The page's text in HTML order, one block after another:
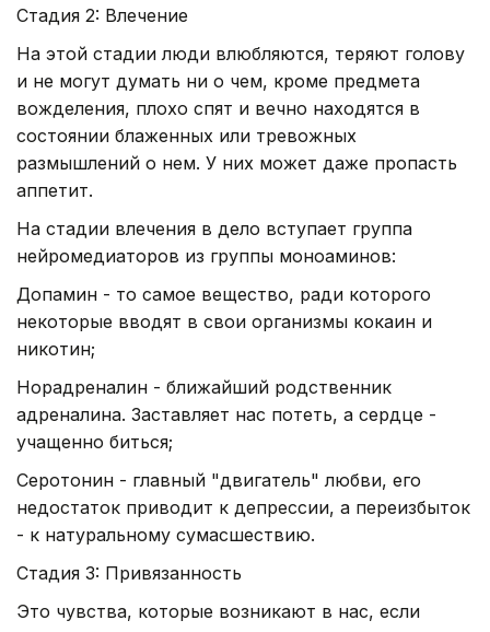
Стадия 2: Влечение
На этой стадии люди влюбляются, теряют голову
и не могут думать ни о чем, кроме предмета
вожделения, плохо спят и вечно находятся в
состоянии блаженных или тревожных
размышлений о нем. У них может даже пропасть
аппетит.
На стадии влечения в дело вступает группа
нейромедиаторов из группы моноаминов:
Допамин - то самое вещество, ради которого
некоторые вводят в свои организмы кокаин и
никотин;
Норадреналин - ближайший родственник
адреналина. Заставляет нас потеть, а сердце -
учащенно биться;
Серотонин - главный "двигатель" любви, его
недостаток приводит к депрессии, а переизбыток
- к натуральному сумасшествию.
Стадия 3: Привязанность
Это чувства, которые возникают в нас, если